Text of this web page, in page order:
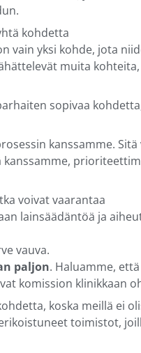
kohdetta
vain yksi kohde, jota
muita kohteita,
sopivaa
kanssamme. Sitä
kanssamme,
voivat vaarantaa
lainsäädäntöä ja
vauva.
paljon. Haluamme,
komission klinikkaan
koska meillä ei
toimistot,